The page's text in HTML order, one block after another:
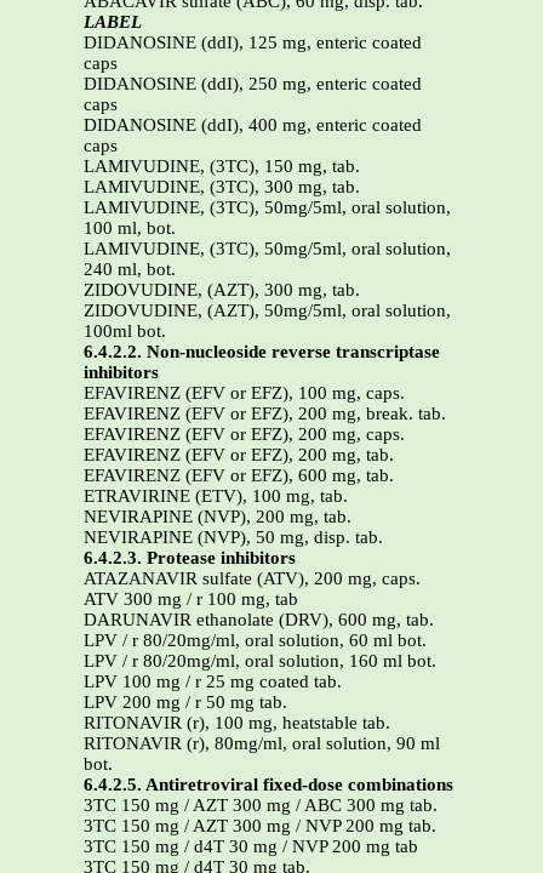
LABEL
DIDANOSINE (ddI), 125 mg, enteric coated
caps
DIDANOSINE (ddI), 250 mg, enteric coated
caps
DIDANOSINE (ddI), 400 mg, enteric coated
caps
LAMIVUDINE, (3TC), 150 mg, tab.
LAMIVUDINE, (3TC), 300 mg, tab.
LAMIVUDINE, (3TC), 50mg/5ml, oral solution,
100 ml, bot.
LAMIVUDINE, (3TC), 50mg/5ml, oral solution,
240 ml, bot.
ZIDOVUDINE, (AZT), 300 mg, tab.
ZIDOVUDINE, (AZT), 50mg/5ml, oral solution,
100ml bot.
6.4.2.2. Non-nucleoside reverse transcriptase
inhibitors
EFAVIRENZ (EFV or EFZ), 100 mg, caps.
EFAVIRENZ (EFV or EFZ), 200 mg, break. tab.
EFAVIRENZ (EFV or EFZ), 200 mg, caps.
EFAVIRENZ (EFV or EFZ), 200 mg, tab.
EFAVIRENZ (EFV or EFZ), 600 mg, tab.
ETRAVIRINE (ETV), 100 mg, tab.
NEVIRAPINE (NVP), 200 mg, tab.
NEVIRAPINE (NVP), 50 mg, disp. tab.
6.4.2.3. Protease inhibitors
ATAZANAVIR sulfate (ATV), 200 mg, caps.
ATV 300 mg / r 100 mg, tab
DARUNAVIR ethanolate (DRV), 600 mg, tab.
LPV / r 80/20mg/ml, oral solution, 60 ml bot.
LPV / r 80/20mg/ml, oral solution, 160 ml bot.
LPV 100 mg / r 25 mg coated tab.
LPV 200 mg / r 50 mg tab.
RITONAVIR (r), 100 mg, heatstable tab.
RITONAVIR (r), 80mg/ml, oral solution, 90 ml
bot.
6.4.2.5. Antiretroviral fixed-dose combinations
3TC 150 mg / AZT 300 mg / ABC 300 mg tab.
3TC 150 mg / AZT 300 mg / NVP 200 mg tab.
3TC 150 mg / d4T 30 mg / NVP 200 mg tab
3TC 150 mg / d4T 30 mg tab.